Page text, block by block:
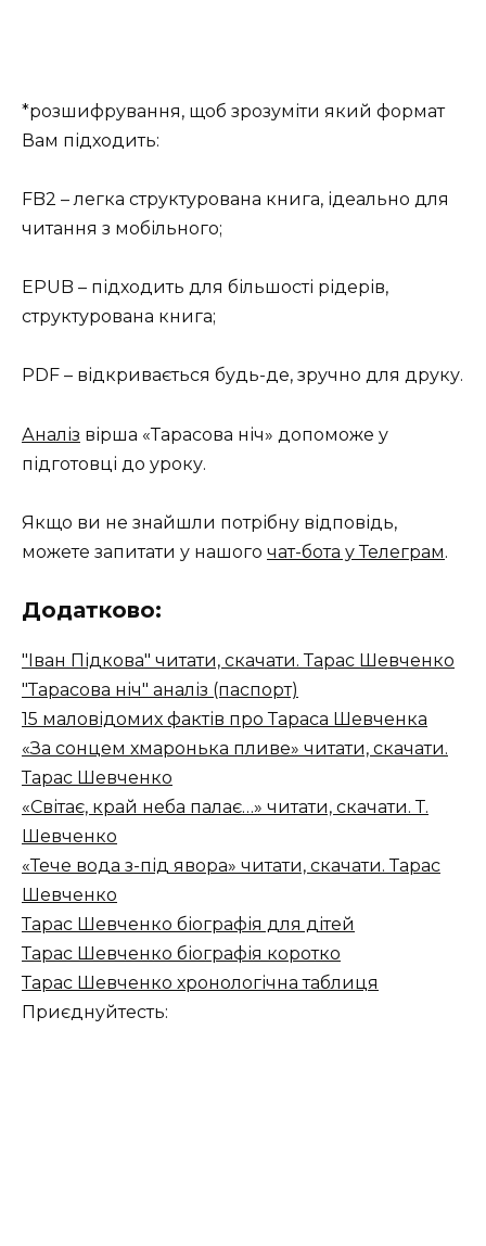
*розшифрування, щоб зрозуміти який формат
Вам підходить:
FB2 – легка структурована книга, ідеально для
читання з мобільного;
EPUB – підходить для більшості рідерів,
структурована книга;
PDF – відкривається будь-де, зручно для друку.
Аналіз вірша «Тарасова ніч» допоможе у
підготовці до уроку.
Якщо ви не знайшли потрібну відповідь,
можете запитати у нашого чат-бота у Телеграм.
Додатково:
"Іван Підкова" читати, скачати. Тарас Шевченко
"Тарасова ніч" аналіз (паспорт)
15 маловідомих фактів про Тараса Шевченка
«За сонцем хмаронька пливе» читати, скачати.
Тарас Шевченко
«Світає, край неба палає…» читати, скачати. Т.
Шевченко
«Тече вода з-під явора» читати, скачати. Тарас
Шевченко
Тарас Шевченко біографія для дітей
Тарас Шевченко біографія коротко
Тарас Шевченко хронологічна таблиця
Приєднуйтесть: